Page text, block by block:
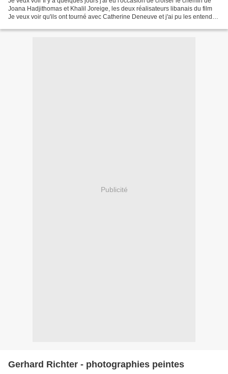
Joana Hadjithomas et Khalil Joreige, les deux réalisateurs libanais du film
Je veux voir qu'ils ont tourné avec Catherine Deneuve et j'ai pu les entendre
Publicité
Gerhard Richter - photographies peintes